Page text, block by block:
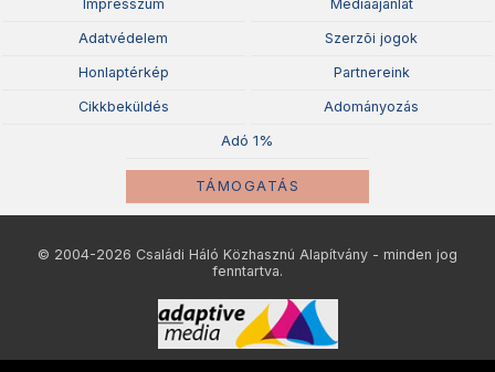
Impresszum Médiaajánlat
Adatvédelem Szerzõi jogok
Honlaptérkép Partnereink
Cikkbeküldés Adományozás
Adó 1%
TÁMOGATÁS
© 2004-2026 Családi Háló Közhasznú Alapítvány - minden jog
fenntartva.